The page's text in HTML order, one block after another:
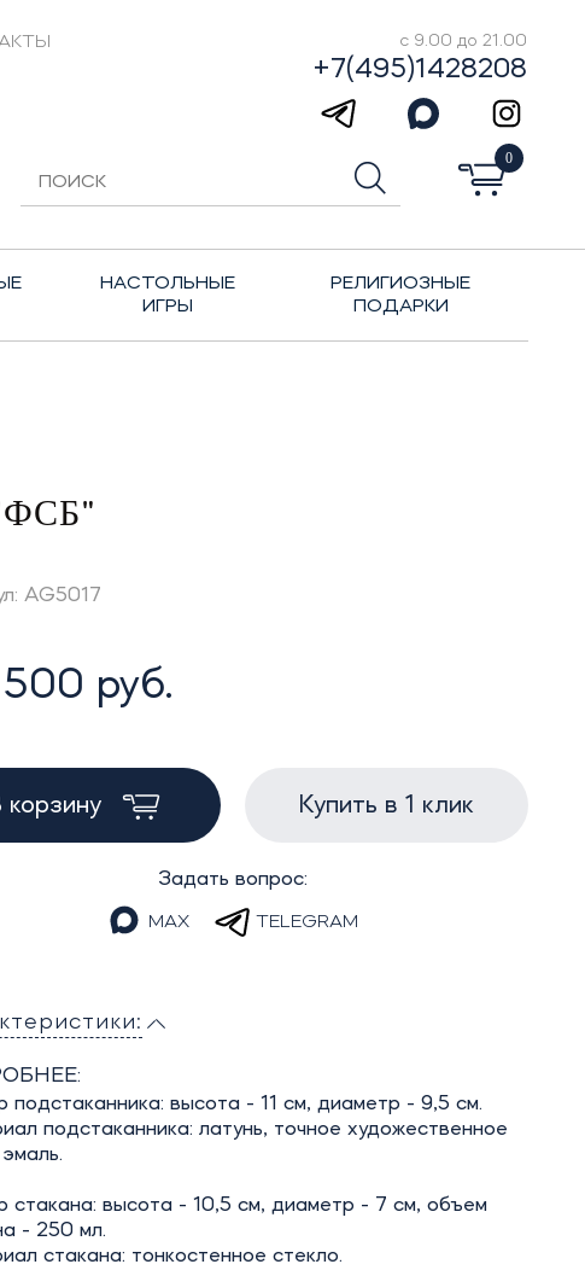
с 9.00 до 21.00
+7(495)1428208
0
НАСТОЛЬНЫЕ
ИГРЫ
РЕЛИГИОЗНЫЕ
ПОДАРКИ
AG5017
руб.
корзину Купить в 1 клик
Задать вопрос:
MAX TELEGRAM
подстаканника: высота - 11 см, диаметр - 9,5 см.
подстаканника: латунь, точное художественное
стакана: высота - 10,5 см, диаметр - 7 см, объем
- 250 мл.
стакана: тонкостенное стекло.